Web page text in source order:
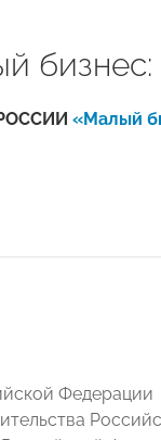
«Малый
Федерации